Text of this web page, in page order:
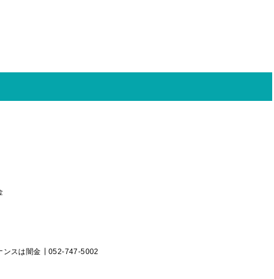
ンスは闇金┃052-747-5002